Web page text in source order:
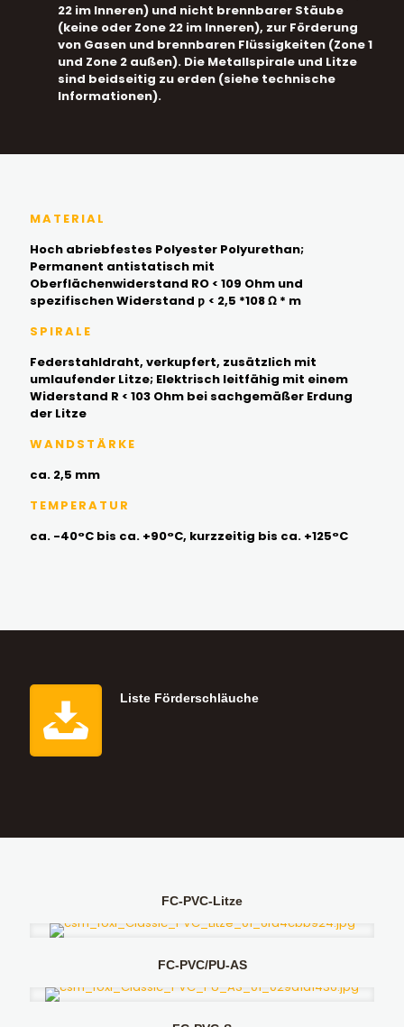
22 im Inneren) und nicht brennbarer Stäube
(keine oder Zone 22 im Inneren), zur Förderung
von Gasen und brennbaren Flüssigkeiten (Zone 1
und Zone 2 außen). Die Metallspirale und Litze
sind beidseitig zu erden (siehe technische
Informationen).
MATERIAL
Hoch abriebfestes Polyester Polyurethan;
Permanent antistatisch mit
Oberflächenwiderstand RO < 109 Ohm und
spezifischen Widerstand ƿ < 2,5 *108 Ω * m
SPIRALE
Federstahldraht, verkupfert, zusätzlich mit
umlaufender Litze; Elektrisch leitfähig mit einem
Widerstand R < 103 Ohm bei sachgemäßer Erdung
der Litze
WANDSTÄRKE
ca. 2,5 mm
TEMPERATUR
ca. -40°C bis ca. +90°C, kurzzeitig bis ca. +125°C
Liste Förderschläuche
FC-PVC-Litze
FC-PVC/PU-AS